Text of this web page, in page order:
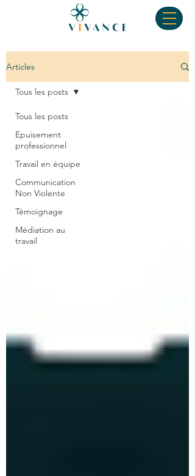
Articles
Tous les posts
Epuisement
professionnel
Travail en équipe
Communication
Non Violente
Témoignage
Médiation au
travail
Tous les posts